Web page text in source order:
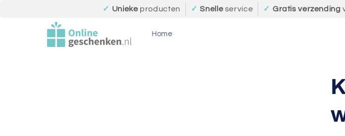
✓ Unieke producten ✓ Snelle service ✓ Gratis verzending
Home